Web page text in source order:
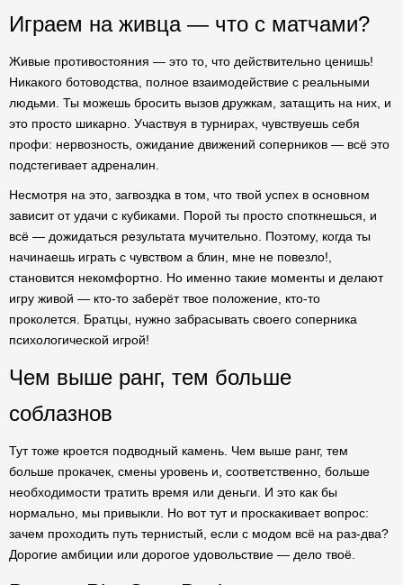
Играем на живца — что с матчами?
Живые противостояния — это то, что действительно ценишь!
Никакого ботоводства, полное взаимодействие с реальными
людьми. Ты можешь бросить вызов дружкам, затащить на них, и
это просто шикарно. Участвуя в турнирах, чувствуешь себя
профи: нервозность, ожидание движений соперников — всё это
подстегивает адреналин.
Несмотря на это, загвоздка в том, что твой успех в основном
зависит от удачи с кубиками. Порой ты просто споткнешься, и
всё — дожидаться результата мучительно. Поэтому, когда ты
начинаешь играть с чувством а блин, мне не повезло!,
становится некомфортно. Но именно такие моменты и делают
игру живой — кто-то заберёт твое положение, кто-то
проколется. Братцы, нужно забрасывать своего соперника
психологической игрой!
Чем выше ранг, тем больше
соблазнов
Тут тоже кроется подводный камень. Чем выше ранг, тем
больше прокачек, смены уровень и, соответственно, больше
необходимости тратить время или деньги. И это как бы
нормально, мы привыкли. Но вот тут и проскакивает вопрос:
зачем проходить путь тернистый, если с модом всё на раз-два?
Дорогие амбиции или дорогое удовольствие — дело твоё.